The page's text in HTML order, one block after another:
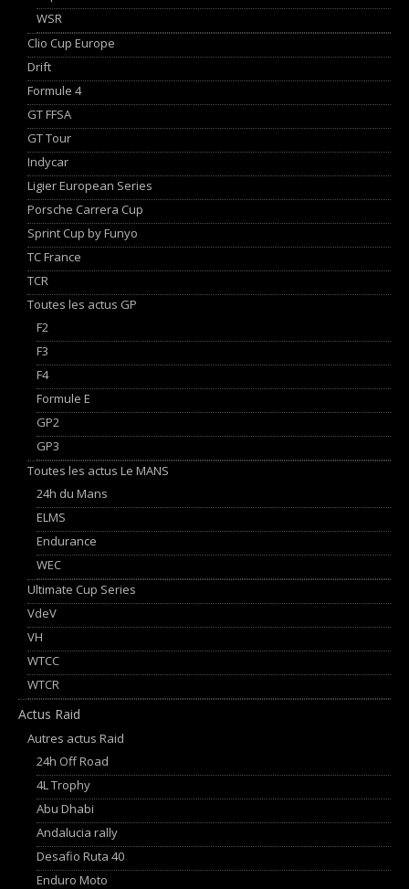
WSR
Clio Cup Europe
Drift
Formule 4
GT FFSA
GT Tour
Indycar
Ligier European Series
Porsche Carrera Cup
Sprint Cup by Funyo
TC France
TCR
Toutes les actus GP
F2
F3
F4
Formule E
GP2
GP3
Toutes les actus Le MANS
24h du Mans
ELMS
Endurance
WEC
Ultimate Cup Series
VdeV
VH
WTCC
WTCR
Actus Raid
Autres actus Raid
24h Off Road
4L Trophy
Abu Dhabi
Andalucia rally
Desafio Ruta 40
Enduro Moto